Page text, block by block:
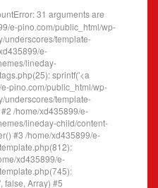
31 arguments are
e-pino.com/public_html/wp-
underscores/template-
e-
lineday-
sprintf('<a
pino.com/public_html/wp-
underscores/template-
/home/xd435899/e-
lineday-child/content-
#3 /home/xd435899/e-
xd435899/e-
false, Array) #5